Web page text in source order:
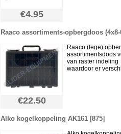
€4.95
Raaco assortiments-opbergdoos (4x8-
Raaco (lege)
assortimentsdoos
van raster indeling
waardoor er
€22.50
Alko kogelkoppeling AK161 [875]